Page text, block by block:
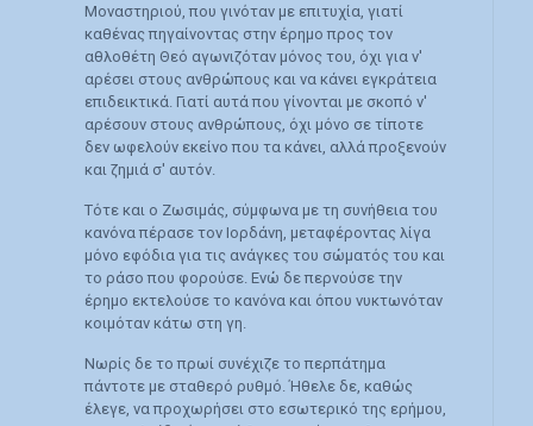
Μοναστηριού, που γινόταν με επιτυχία, γιατί
καθένας πηγαίνοντας στην έρημο προς τον
αθλοθέτη Θεό αγωνιζόταν μόνος του, όχι για ν'
αρέσει στους ανθρώπους και να κάνει εγκράτεια
επιδεικτικά. Γιατί αυτά που γίνονται με σκοπό ν'
αρέσουν στους ανθρώπους, όχι μόνο σε τίποτε
δεν ωφελούν εκείνο που τα κάνει, αλλά προξενούν
και ζημιά σ' αυτόν.
Τότε και ο Ζωσιμάς, σύμφωνα με τη συνήθεια του
κανόνα πέρασε τον Ιορδάνη, μεταφέροντας λίγα
μόνο εφόδια για τις ανάγκες του σώματός του και
το ράσο που φορούσε. Ενώ δε περνούσε την
έρημο εκτελούσε το κανόνα και όπου νυκτωνόταν
κοιμόταν κάτω στη γη.
Νωρίς δε το πρωί συνέχιζε το περπάτημα
πάντοτε με σταθερό ρυθμό. Ήθελε δε, καθώς
έλεγε, να προχωρήσει στο εσωτερικό της ερήμου,